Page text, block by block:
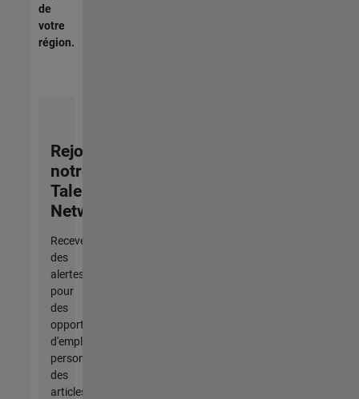
de
votre
région.
Rejoignez
notre
Talent
Network
Recevez
des
alertes
pour
des
opportunités
d'emploi
personnalisées,
des
articles